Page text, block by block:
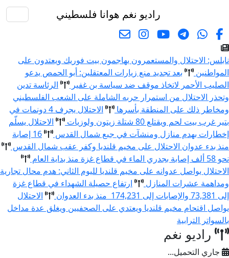
راديو نغم هوانا فلسطيني
نابلس: الاحتلال والمستعمرون يهاجمون بيت فوريك ويعتدون على
المواطنين
بعد تجديد منع زيارات المعتقلين: أبو الحمص يدعو
الصليب الأحمر لاتخاذ موقف ضد سياسة بن غفير
الرئاسة تدين
وتحذر الاحتلال من استمرار حربه الشاملة على الشعب الفلسطيني
ومخاطر ذلك على المنطقة بأسرها
الاحتلال يجرف 4 دونمات في
بتير غرب بيت لحم ويقتلع 80 شتلة زيتون ولوزيات
الاحتلال يسلّم
إخطارات بهدم منازل ومنشآت في جبع شمال القدس
16 إصابة
منذ بدء عدوان الاحتلال على مخيم قلنديا وكفر عقب شمال القدس
نحو 58 ألف إصابة بجدري الماء في قطاع غزة منذ بداية العام
الاحتلال يواصل عدوانه على مخيم قلنديا لليوم الثاني: هدم محال تجارية
ومداهمة عشرات المنازل
ارتفاع حصيلة الشهداء في قطاع غزة
إلى 73,381 والإصابات إلى 174,231 منذ بدء العدوان
الاحتلال
يواصل اقتحام مخيم قلنديا ويعتدي على الصحفيين ويغلق عدة مداخل
بالسواتر الترابية
راديو نغم
جاري التحميل...